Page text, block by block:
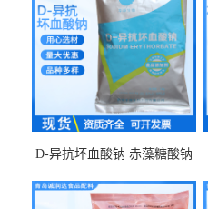
D-异抗坏血酸钠 赤藻糖酸钠